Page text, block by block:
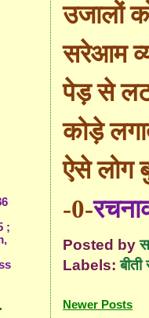
उजालों
सरेआम
पेड़ से
कोड़े
ऐसे लोग
-0-
Posted by
Labels:बीती
Newer Posts
;